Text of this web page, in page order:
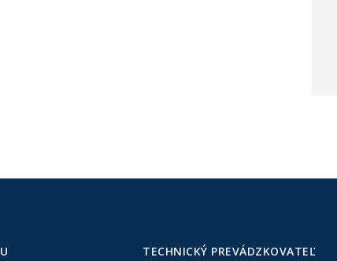
TECHNICKÝ PREVÁDZKOVATEĽ